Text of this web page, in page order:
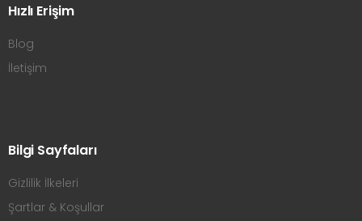
Hızlı Erişim
Blog
İletişim
Bilgi Sayfaları
Gizlilik İlkeleri
Şartlar & Koşullar